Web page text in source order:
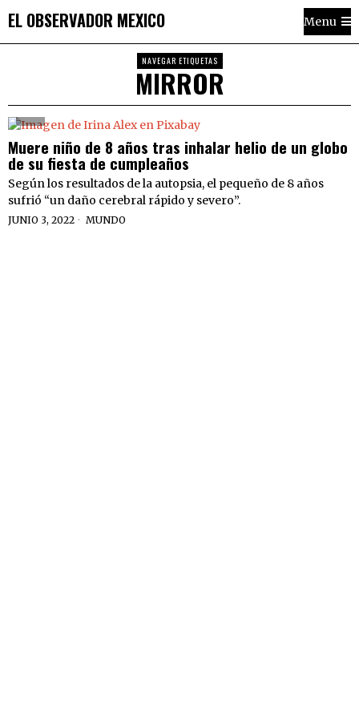
EL OBSERVADOR MEXICO Menu
NAVEGAR ETIQUETAS
MIRROR
Muere niño de 8 años tras inhalar helio de un globo
de su fiesta de cumpleaños
Según los resultados de la autopsia, el pequeño de 8 años
sufrió “un daño cerebral rápido y severo”.
JUNIO 3, 2022 MUNDO